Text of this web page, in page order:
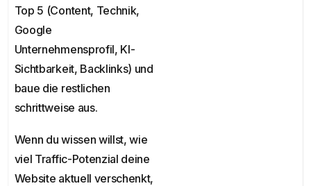
Top 5 (Content, Technik,
Google
Unternehmensprofil, KI-
Sichtbarkeit, Backlinks) und
baue die restlichen
schrittweise aus.
Wenn du wissen willst, wie
viel Traffic-Potenzial deine
Website aktuell verschenkt,